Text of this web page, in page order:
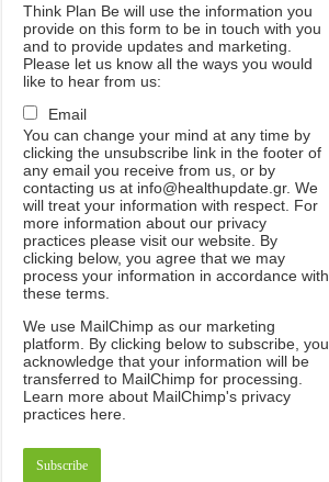
Think Plan Be will use the information you
provide on this form to be in touch with you
and to provide updates and marketing.
Please let us know all the ways you would
like to hear from us:
Email
You can change your mind at any time by
clicking the unsubscribe link in the footer of
any email you receive from us, or by
contacting us at info@healthupdate.gr. We
will treat your information with respect. For
more information about our privacy
practices please visit our website. By
clicking below, you agree that we may
process your information in accordance with
these terms.
We use MailChimp as our marketing
platform
By clicking below to subscribe ,you
acknowledge that your information will be
transferred to MailChimp for processing
Learn more about MailChimp's privacy
practices here